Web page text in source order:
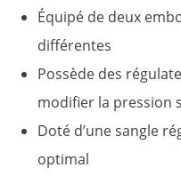
Équipé de deux
différentes
Possède des
modifier la pression
Doté d’une sangle
optimal